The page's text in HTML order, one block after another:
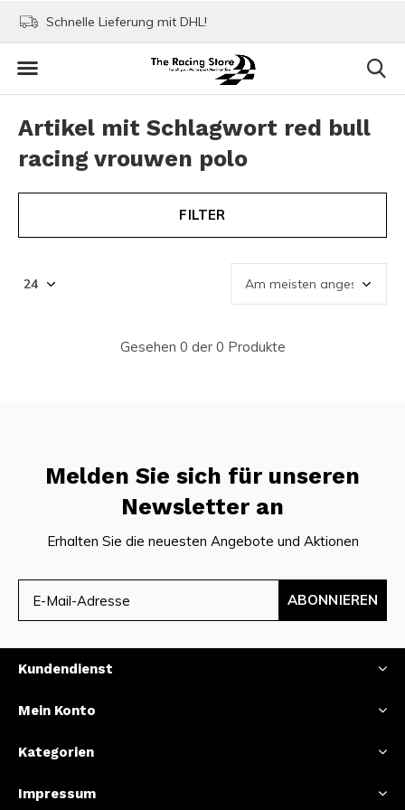
Schnelle Lieferung mit DHL!
Artikel mit Schlagwort red bull
racing vrouwen polo
FILTER
Gesehen 0 der 0 Produkte
Melden Sie sich für unseren
Newsletter an
Erhalten Sie die neuesten Angebote und Aktionen
ABONNIEREN
Kundendienst
Mein Konto
Kategorien
Impressum